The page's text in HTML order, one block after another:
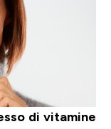
di vitamine